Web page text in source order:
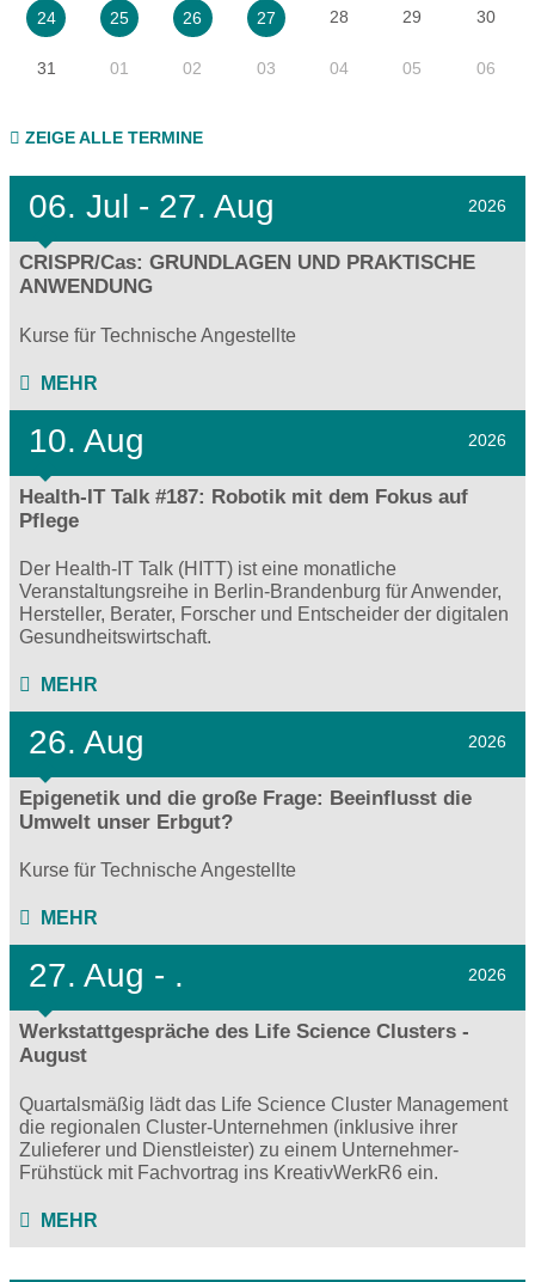
24 25 26 27 28 29 30
31 01 02 03 04 05 06
ZEIGE ALLE TERMINE
06. Jul - 27. Aug 2026
CRISPR/Cas: GRUNDLAGEN UND PRAKTISCHE
ANWENDUNG
Kurse für Technische Angestellte
MEHR
10. Aug 2026
Health-IT Talk #187: Robotik mit dem Fokus auf
Pflege
Der Health-IT Talk (HITT) ist eine monatliche
Veranstaltungsreihe in Berlin-Brandenburg für Anwender,
Hersteller, Berater, Forscher und Entscheider der digitalen
Gesundheitswirtschaft.
MEHR
26. Aug 2026
Epigenetik und die große Frage: Beeinflusst die
Umwelt unser Erbgut?
Kurse für Technische Angestellte
MEHR
27. Aug - . 2026
Werkstattgespräche des Life Science Clusters -
August
Quartalsmäßig lädt das Life Science Cluster Management
die regionalen Cluster-Unternehmen (inklusive ihrer
Zulieferer und Dienstleister) zu einem Unternehmer-
Frühstück mit Fachvortrag ins KreativWerkR6 ein.
MEHR